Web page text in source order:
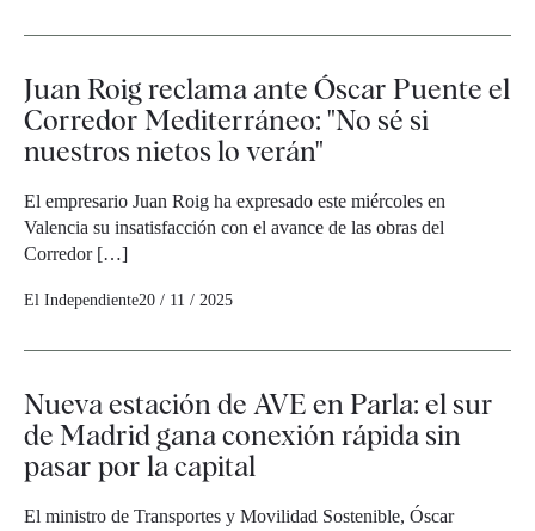
Juan Roig reclama ante Óscar Puente el
Corredor Mediterráneo: "No sé si
nuestros nietos lo verán"
El empresario Juan Roig ha expresado este miércoles en
Valencia su insatisfacción con el avance de las obras del
Corredor […]
El Independiente20 / 11 / 2025
Nueva estación de AVE en Parla: el sur
de Madrid gana conexión rápida sin
pasar por la capital
El ministro de Transportes y Movilidad Sostenible, Óscar